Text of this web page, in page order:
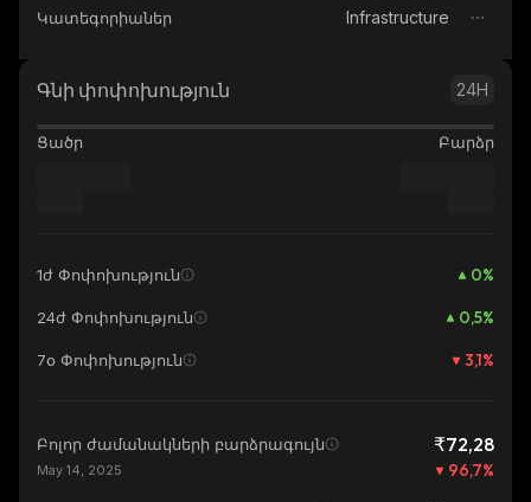
Կատեգորիաներ Infrastructure
Գնի փոփոխություն 24H
Ցածր Բարձր
1ժ Փոփոխություն 0%
24ժ Փոփոխություն 0,5%
7օ Փոփոխություն 3,1%
Բոլոր ժամանակների բարձրագույն ₹72,28
May 14, 2025 96,7%